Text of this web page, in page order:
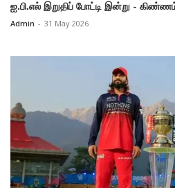
ஐ.பி.எல் இறுதிப் போட்டி இன்று -
Admin - 31 May 2026